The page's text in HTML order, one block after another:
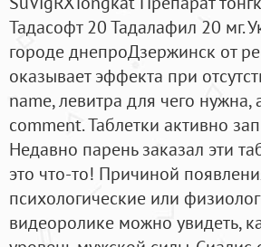
Тадасофт 20 Тадалафил 20 мг.
городе днепроДзержинск от
оказывает эффекта при
name, левитра для чего
comment. Таблетки активно
Недавно парень заказал эти
это что-то! Причиной
психологические или
видеоролике можно увидеть,